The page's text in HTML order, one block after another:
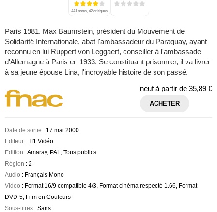
441 notes, 42 critiques
Paris 1981. Max Baumstein, président du Mouvement de
Solidarité Internationale, abat l'ambassadeur du Paraguay, ayant
reconnu en lui Ruppert von Leggaert, conseiller à l'ambassade
d'Allemagne à Paris en 1933. Se constituant prisonnier, il va livrer
à sa jeune épouse Lina, l'incroyable histoire de son passé.
neuf à partir de 35,89 €
ACHETER
Date de sortie : 17 mai 2000
Editeur : Tf1 Vidéo
Edition : Amaray, PAL, Tous publics
Région : 2
Audio : Français Mono
Vidéo : Format 16/9 compatible 4/3, Format cinéma respecté 1.66, Format
DVD-5, Film en Couleurs
Sous-titres : Sans